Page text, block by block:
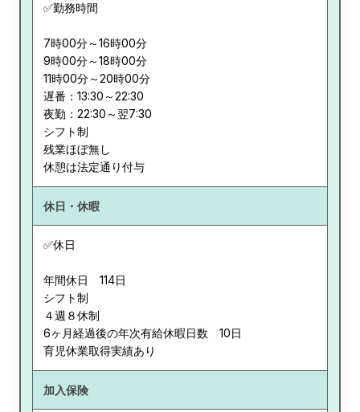
✅勤務時間
7時00分～16時00分
9時00分～18時00分
11時00分～20時00分
遅番：13:30～22:30
夜勤：22:30～翌7:30
シフト制
残業ほぼ無し
休憩は法定通り付与
休日・休暇
✅休日
年間休日 114日
シフト制
４週８休制
6ヶ月経過後の年次有給休暇日数 10日
育児休業取得実績あり
加入保険